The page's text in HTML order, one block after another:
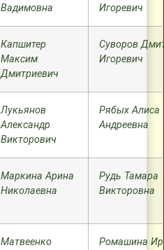
Вадимовна
Игоревич
Капшитер
Максим
Дмитриевич
Суворов
Игоревич
Лукьянов
Александр
Викторович
Рябых Алиса
Андреевна
Маркина Арина
Николаевна
Рудь Тамара
Викторовна
Матвеенко
Ромашина